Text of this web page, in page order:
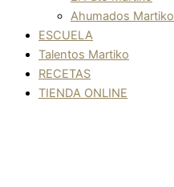
Ahumados Martiko
ESCUELA
Talentos Martiko
RECETAS
TIENDA ONLINE